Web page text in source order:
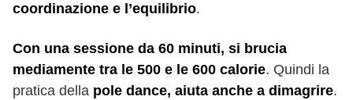
coordinazione e l’equilibrio.
Con una sessione da 60 minuti, si brucia
mediamente tra le 500 e le 600 calorie. Quindi la
pratica della pole dance, aiuta anche a dimagrire.